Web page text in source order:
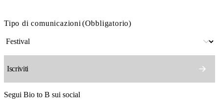
Tipo di comunicazioni (Obbligatorio)
Segui Bio to B sui social